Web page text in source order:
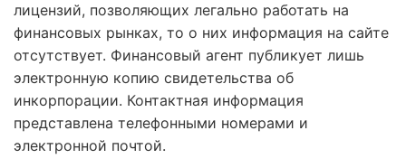
лицензий, позволяющих легально работать на
финансовых рынках, то о них информация на сайте
отсутствует. Финансовый агент публикует лишь
электронную копию свидетельства об
инкорпорации. Контактная информация
представлена телефонными номерами и
электронной почтой.